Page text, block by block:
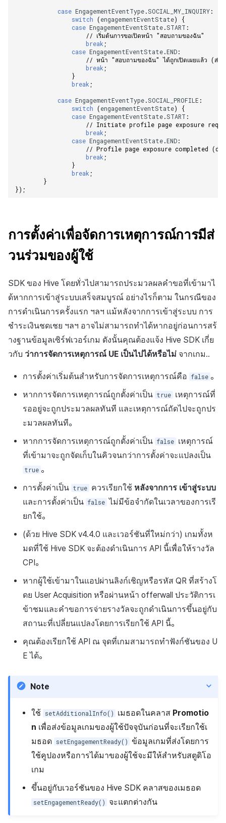
case EngagementEventType.SOCIAL_MY_INQUIRY:
switch (engagementEventState)
{
case EngagementEventState.START :
// เริ่มต้นการขอเปิดหน้า "สอบถามของฉัน"
break ;
case EngagementEventState.END:
// หน้า "สอบถามของฉัน" ได้ถูกเปิดเผยแล้ว (ส่
break ;
}
break ;
case EngagementEventType.SOCIAL_PROFILE :
switch (engagementEventState)
{
case EngagementEventState.START :
// Initiate profile page exposure
break ;
case EngagementEventState.END:
// Profile page exposure completed
break ;
}
break ;
}
});
การตั้งค่าเพื่อจัดการเหตุการณ์การมีส่
วนร่วมของผู้ใช้
SDK ของ Hive โดยทั่วไปสามารถประมวลผลคำขอที่เข้ามาไ
ด้หากการเข้าสู่ระบบเสร็จสมบูรณ์ อย่างไรก็ตาม ในกรณีของ
การดำเนินการครั้งแรก ฯลฯ แม้หลังจากการเข้าสู่ระบบ การ
ชำระเงินชดเชย ฯลฯ อาจไม่สามารถทำได้หากอยู่ก่อนการสร้
างฐานข้อมูลเซิร์ฟเวอร์เกม ดังนั้นคุณต้องแจ้ง Hive SDK เกี่ย
วกับ ว่าการจัดการเหตุการณ์ UE เป็นไปได้หรือไม่ จากเกม..
การตั้งค่าเริ่มต้นสำหรับการจัดการเหตุการณ์คือ false 。
หากการจัดการเหตุการณ์ถูกตั้งค่าเป็น true เหตุการณ์ที่
รออยู่จะถูกประมวลผลทันที และเหตุการณ์ถัดไปจะถูกปร
ะมวลผลทันที。
หากการจัดการเหตุการณ์ถูกตั้งค่าเป็น false เหตุการณ์
ที่เข้ามาจะถูกจัดเก็บในคิวจนกว่าการตั้งค่าจะแปลงเป็น
true 。
การตั้งค่าเป็น true ควรเรียกใช้ หลังจากการ เข้าสู่ระบบ
และการตั้งค่าเป็น false ไม่มีข้อจำกัดในเวลาของการเรี
ยกใช้。
(ด้วย Hive SDK v4.4.0 และเวอร์ชันที่ใหม่กว่า) เกมทั้งห
มดที่ใช้ Hive SDK จะต้องดำเนินการ API นี้เพื่อให้รางวัล
CPI。
หากผู้ใช้เข้ามาในแอปผ่านลิงก์เชิญหรือรหัส QR ที่สร้างโ
ดย User Acquisition หรือผ่านหน้า offerwall ประวัติการเ
ข้าชมและคำขอการจ่ายรางวัลจะถูกดำเนินการขึ้นอยู่กับ
สถานะที่เปลี่ยนแปลงโดยการเรียกใช้ API นี้。
คุณต้องเรียกใช้ API ณ จุดที่เกมสามารถทำฟังก์ชันของ U
E ได้。
Note
ใช้ setAdditionalInfo() เมธอดในคลาส Promotio
n เพื่อส่งข้อมูลเกมของผู้ใช้ปัจจุบันก่อนที่จะเรียกใช้เ
มธอด setEngagementReady() ข้อมูลเกมที่ส่งโดยการ
ใช้คูปองหรือการได้มาของผู้ใช้จะมีให้สำหรับสตูดิโอ
เกม
ขึ้นอยู่กับเวอร์ชันของ Hive SDK คลาสของเมธอด
setEngagementReady() จะแตกต่างกัน